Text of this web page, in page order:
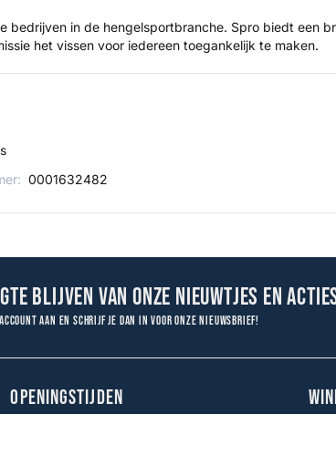
bedrijven in de hengelsportbranche. Spro biedt een
het vissen voor iedereen toegankelijk te maken.
0001632482
blijven van onze nieuwtjes en
account aan en schrijf je dan in voor onze nieuwsbrief!
OPENINGSTIJDEN